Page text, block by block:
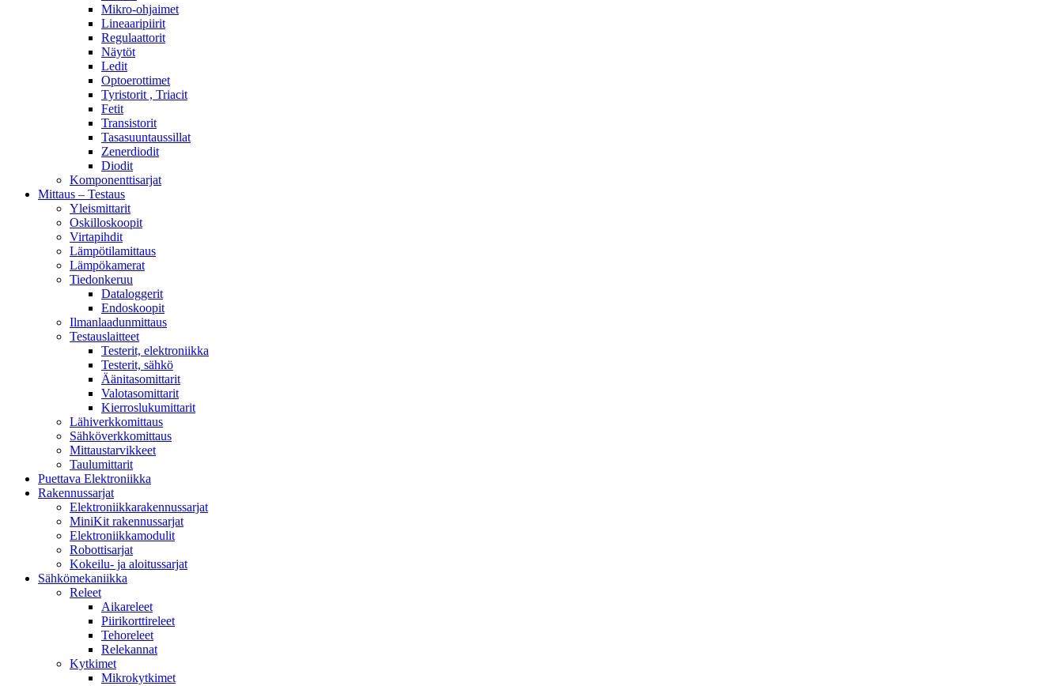
Mikro-ohjaimet
Lineaaripiirit
Regulaattorit
Näytöt
Ledit
Optoerottimet
Tyristorit , Triacit
Fetit
Transistorit
Tasasuuntaussillat
Zenerdiodit
Diodit
Komponenttisarjat
Mittaus – Testaus
Yleismittarit
Oskilloskoopit
Virtapihdit
Lämpötilamittaus
Lämpökamerat
Tiedonkeruu
Dataloggerit
Endoskoopit
Ilmanlaadunmittaus
Testauslaitteet
Testerit, elektroniikka
Testerit, sähkö
Äänitasomittarit
Valotasomittarit
Kierroslukumittarit
Lähiverkkomittaus
Sähköverkkomittaus
Mittaustarvikkeet
Taulumittarit
Puettava Elektroniikka
Rakennussarjat
Elektroniikkarakennussarjat
MiniKit rakennussarjat
Elektroniikkamodulit
Robottisarjat
Kokeilu- ja aloitussarjat
Sähkömekaniikka
Releet
Aikareleet
Piirikorttireleet
Tehoreleet
Relekannat
Kytkimet
Mikrokytkimet